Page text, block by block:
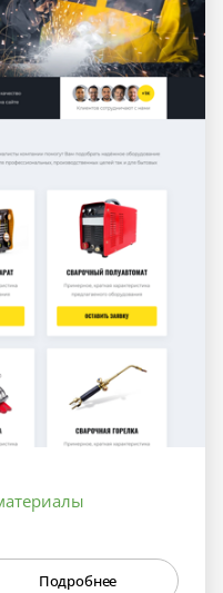
Подробнее